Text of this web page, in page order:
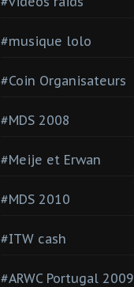
#musique lolo
#Coin Organisateurs
#MDS 2008
#Meije et Erwan
#MDS 2010
#ITW cash
#ARWC Portugal 2009